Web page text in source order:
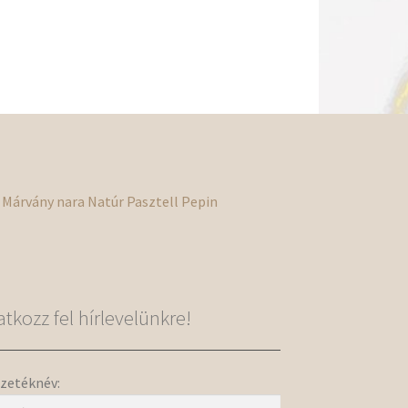
Márvány nara Natúr Pasztell Pepin
fel hírlevelünkre!